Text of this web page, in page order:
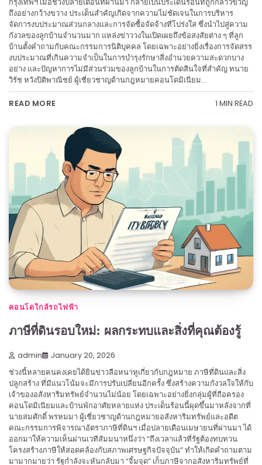
ถึงอย่างกว้างขวาง ประเด็นสำคัญเกิดจากความไม่ชัดเจนในการบริหาร
จัดการงบประมาณส่วนกลางและการจัดซื้อจัดจ้างที่โปร่งใส ซึ่งนำไปสู่ความ
กังวลของลูกบ้านจำนวนมาก แหล่งข่าววงในเปิดเผยถึงข้อสงสัยต่าง ๆ ที่ลูก
บ้านตั้งคำถามกับคณะกรรมการนิติบุคคล โดยเฉพาะอย่างยิ่งเรื่องการจัดสรร
งบประมาณที่เกินความจำเป็นในการบำรุงรักษาสิ่งอำนวยความสะดวกบาง
อย่าง และปัญหาการไม่มีส่วนร่วมของลูกบ้านในการตัดสินใจที่สำคัญ ทนาย
วิรัช หวังปิติพาณิชย์ ผู้เชี่ยวชาญด้านกฎหมายคอนโดมิเนียม…
READ MORE 1 MIN READ
คอนโดใกล้รถไฟฟ้า
ภาษีที่ดินรอบใหม่: ผลกระทบและสิ่งที่คุณต้องรู้
admin January 20, 2026
ช่วงนี้หลายคนคงเคยได้ยินข่าวลือหนาหูเกี่ยวกับกฎหมาย ภาษีที่ดินและสิ่ง
ปลูกสร้าง ที่มีแนวโน้มจะมีการปรับเปลี่ยนอีกครั้ง ซึ่งสร้างความกังวลใจให้กับ
เจ้าของอสังหาริมทรัพย์จำนวนไม่น้อย โดยเฉพาะอย่างยิ่งกลุ่มผู้ที่ถือครอง
คอนโดมิเนียมและบ้านพักอาศัยหลายแห่ง ประเด็นร้อนนี้ผุดขึ้นมาหลังจากที่
นายสมศักดิ์ พรหมมา ผู้เชี่ยวชาญด้านกฎหมายอสังหาริมทรัพย์และอดีต
คณะกรรมการพิจารณาอัตราภาษีที่ดินฯ เมื่อปลายเดือนเมษายนที่ผ่านมา ได้
ออกมาให้ความเห็นผ่านเวทีสัมมนาหนึ่งว่า “ถึงเวลาแล้วที่รัฐต้องทบทวน
โครงสร้างภาษีให้สอดคล้องกับสภาพเศรษฐกิจปัจจุบัน” ทำให้เกิดคำถามตาม
มามากมายว่า รัฐกำลังจะหันกลับมา “จิ้มจุด” เก็บภาษีจากอสังหาริมทรัพย์ที่